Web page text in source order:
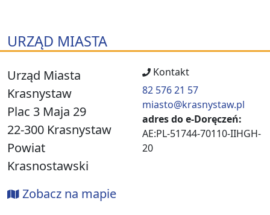
URZĄD MIASTA
Urząd Miasta
Krasnystaw
Plac 3 Maja 29
22-300 Krasnystaw
Powiat
Krasnostawski
Zobacz na mapie
Kontakt
82 576 21 57
miasto@krasnystaw.pl
adres do e-Doręczeń:
AE:PL-51744-70110-IIHGH-
20